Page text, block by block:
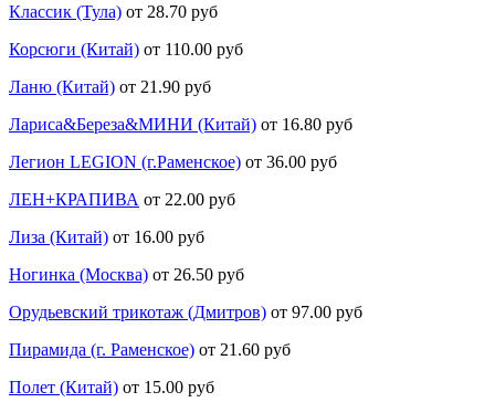
Классик (Тула) от 28.70 руб
Корсюги (Китай) от 110.00 руб
Ланю (Китай) от 21.90 руб
Лариса&Береза&МИНИ (Китай) от 16.80 руб
Легион LEGION (г.Раменское) от 36.00 руб
ЛЕН+КРАПИВА от 22.00 руб
Лиза (Китай) от 16.00 руб
Ногинка (Москва) от 26.50 руб
Орудьевский трикотаж (Дмитров) от 97.00 руб
Пирамида (г. Раменское) от 21.60 руб
Полет (Китай) от 15.00 руб